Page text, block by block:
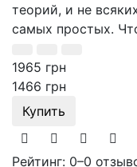
теорий, и не
самых простых.
1965 грн
1466 грн
Купить
Рейтинг: 0–0